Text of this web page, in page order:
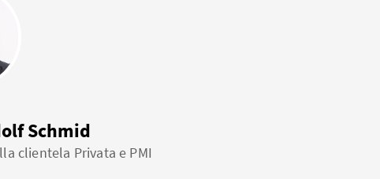
Schmid
clientela Privata e PMI